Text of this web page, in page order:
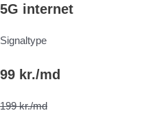
5G internet
Signaltype
99 kr./md
199 kr./md